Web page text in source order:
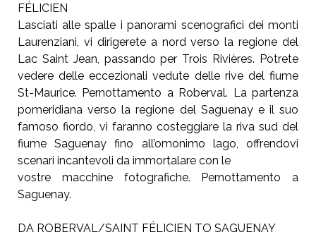
FÉLICIEN
Lasciati alle spalle i panorami scenografici dei monti
Laurenziani, vi dirigerete a nord verso la regionedel
Lac Saint Jean, passando per Trois Rivières. Potrete
vedere delle eccezionali vedute delle rive del fiume
St-Maurice. Pernottamento a Roberval. La partenza
pomeridiana verso la regione del Saguenay e il suo
famoso fiordo, vi faranno costeggiare lariva sud del
fiume Saguenay fino all’omonimo lago,offrendovi
scenari incantevoli da immortalare con le
vostre macchine fotografiche. Pernottamento a
Saguenay.
DA ROBERVAL/SAINT FÉLICIEN TO SAGUENAY